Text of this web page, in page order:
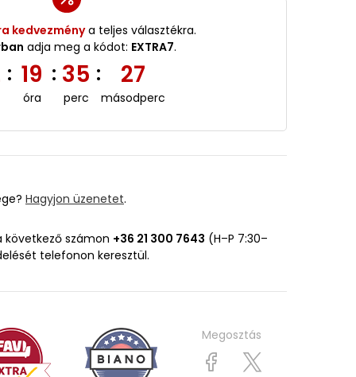
kedvezménya teljes választékra.
adja meg a kódot: EXTRA7.
: 19
óra
: 35
perc
: 26
másodperc
Hagyjon üzenetet.
számon +36 21 300 7643 (H–P 7:30–
telefonon keresztül.
Megosztás